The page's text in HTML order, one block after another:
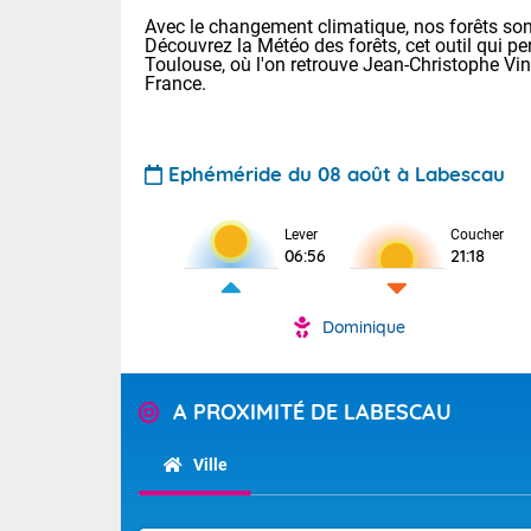
Avec le changement climatique, nos forêts
Découvrez la Météo des forêts, cet outil qui
Toulouse, où l'on retrouve Jean-Christophe
France.
Ephéméride du 08 août à Labescau
Lever
06:56
Coucher
21:18
Dominique
A PROXIMITÉ DE LABESCAU
Ville
Voici les
31 Lyon : 35
: 32 Nancy :
31 Lille : 28
Pyrénées, la
Les orages